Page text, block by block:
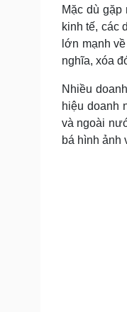
Mặc dù
kinh tế, các
lớn mạnh
nghĩa, xóa
Nhiều
hiệu doanh
và ngoài
bá hình ảnh